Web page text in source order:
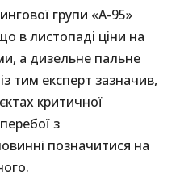
групи «А-95»
в листопаді ціни на
а дизельне пальне
тим експерт зазначив,
критичної
з
позначитися на